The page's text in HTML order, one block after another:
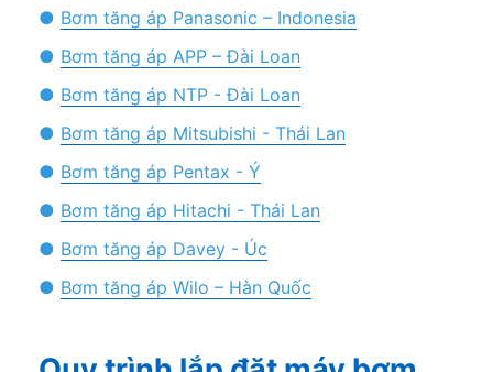
● Bơm tăng áp Panasonic – Indonesia
● Bơm tăng áp APP – Đài Loan
● Bơm tăng áp NTP - Đài Loan
● Bơm tăng áp Mitsubishi - Thái Lan
● Bơm tăng áp Pentax - Ý
● Bơm tăng áp Hitachi - Thái Lan
● Bơm tăng áp Davey - Úc
● Bơm tăng áp Wilo – Hàn Quốc